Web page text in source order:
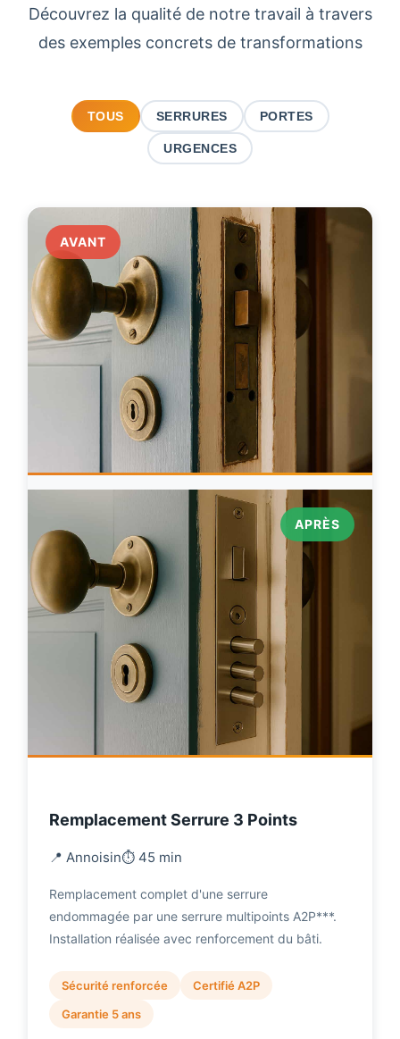
Découvrez la qualité de notre travail à travers
des exemples concrets de transformations
TOUS SERRURES PORTES
URGENCES
AVANT
APRÈS
Remplacement Serrure 3 Points
📍 Annoisin⏱️ 45 min
Remplacement complet d'une serrure
endommagée par une serrure multipoints A2P***.
Installation réalisée avec renforcement du bâti.
Sécurité renforcée
Certifié A2P
Garantie 5 ans